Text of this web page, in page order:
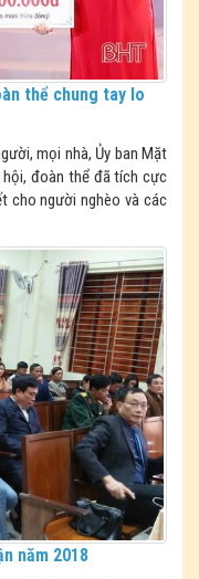
thể chung tay lo
mọi nhà, Ủy ban Mặt
hội, đoàn thể đã tích cực
cho người nghèo và các
năm 2018